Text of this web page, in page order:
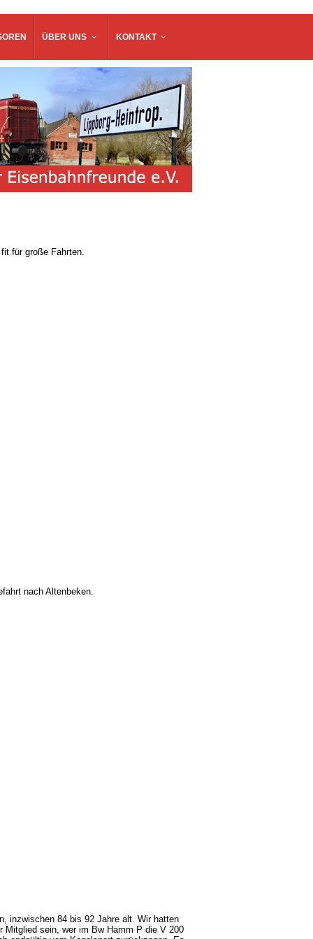
ÜBER UNS KONTAKT
für große Fahrten.
nach Altenbeken.
inzwischen 84 bis 92 Jahre alt. Wir hatten
Mitglied sein, wer im Bw Hamm P die V 200